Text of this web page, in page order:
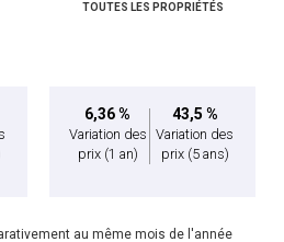
TOUTES LES PROPRIÉTÉS
6,36 %
Variation des
prix (1 an)
43,5 %
Variation des
prix (5 ans)
au même mois de l'année